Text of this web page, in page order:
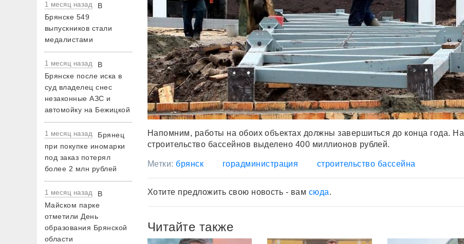
1 месяц назад
В
Брянске 549
выпускников стали
медалистами
1 месяц назад
В
Брянске после иска в
суд владелец снес
незаконные АЗС и
автомойку на Бежицкой
1 месяц назад
Брянец
при покупке иномарки
под заказ потерял
более 2 млн рублей
1 месяц назад
В
Майском парке
отметили День
образования Брянской
области
Напомним, работы на обоих объектах должны завершиться до конца года. На
строительство бассейнов выделено 400 миллионов рублей.
Метки: брянск горадминистрация строительство бассейна
Хотите предложить свою новость - вам сюда.
Читайте также